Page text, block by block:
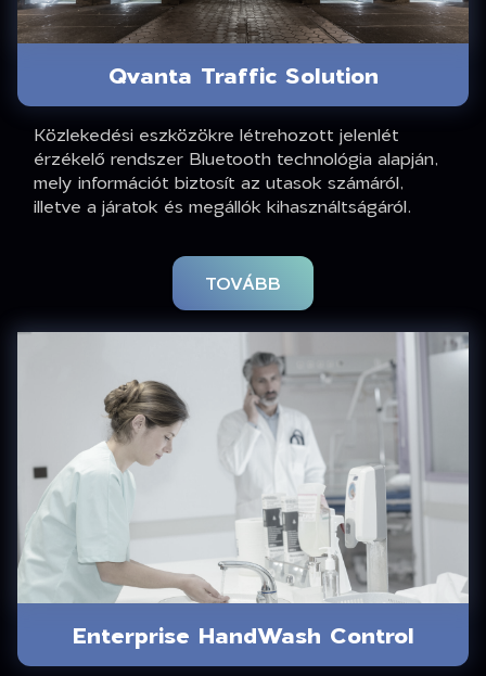
Qvanta Traffic Solution
Közlekedési eszközökre létrehozott jelenlét
érzékelő rendszer Bluetooth technológia alapján,
mely információt biztosít az utasok számáról,
illetve a járatok és megállók kihasználtságáról.
TOVÁBB
Enterprise HandWash Control